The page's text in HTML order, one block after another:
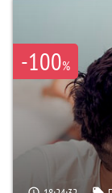
-100%